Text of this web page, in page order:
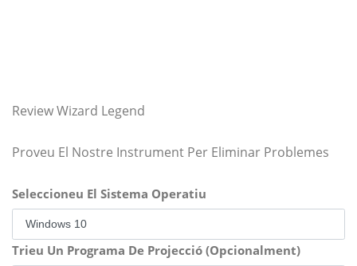
Review Wizard Legend
Proveu El Nostre Instrument Per Eliminar Problemes
Seleccioneu El Sistema Operatiu
Trieu Un Programa De Projecció (Opcionalment)